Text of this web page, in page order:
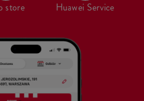
store Huawei Service